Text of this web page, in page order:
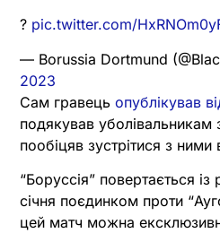
? pic.twitter.com/
— Borussia Dortmund
2023
Сам гравець опублікував
подякував уболівальникам
пообіцяв зустрітися з ними
“Боруссія” повертається із
січня поєдинком проти
цей матч можна